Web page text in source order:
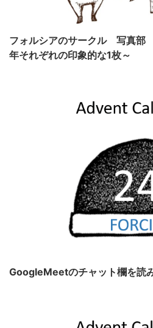
フォルシアのサークル 写真部
年それぞれの印象的な1枚～
GoogleMeetのチャット欄を読